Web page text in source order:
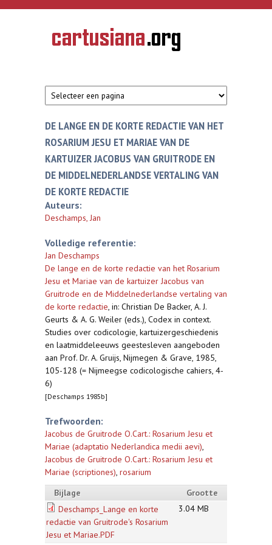
Overslaan en naar de inhoud gaan
CARTUSIANA
Geschiedenis
van de
DE LANGE EN DE KORTE REDACTIE VAN HET
ROSARIUM JESU ET MARIAE VAN DE
KARTUIZER JACOBUS VAN GRUITRODE EN
DE MIDDELNEDERLANDSE VERTALING VAN
DE KORTE REDACTIE
Auteurs:
Deschamps, Jan
Volledige referentie:
Jan Deschamps
De lange en de korte redactie van het Rosarium
Jesu et Mariae van de kartuizer Jacobus van
Gruitrode en de Middelnederlandse vertaling van
de korte redactie, in: Christian De Backer, A. J.
Geurts & A. G. Weiler (eds.), Codex in context.
Studies over codicologie, kartuizergeschiedenis
en laatmiddeleeuws geestesleven aangeboden
aan Prof. Dr. A. Gruijs, Nijmegen & Grave, 1985,
105-128 (= Nijmeegse codicologische cahiers, 4-
6)
[Deschamps 1985b]
Trefwoorden:
Jacobus de Gruitrode O.Cart.: Rosarium Jesu et
Mariae (adaptatio Nederlandica medii aevi),
Jacobus de Gruitrode O.Cart.: Rosarium Jesu et
Mariae (scriptiones), rosarium
Bijlage
Grootte
Deschamps_Lange en korte
redactie van Gruitrode's Rosarium
Jesu et Mariae.PDF
3.04 MB